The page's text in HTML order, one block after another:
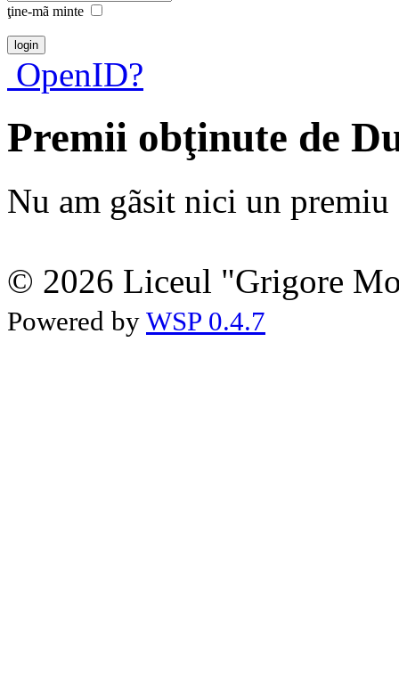
ţine-mã minte
OpenID?
Premii obţinute de
Nu am gãsit nici un premiu
© 2026 Liceul "Grigore
Powered by WSP 0.4.7